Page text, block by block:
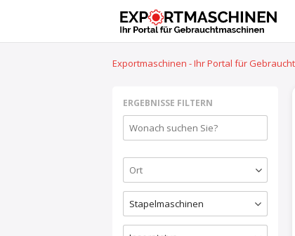
Exportmaschinen - Ihr Portal für
ERGEBNISSE FILTERN
Stapelmaschinen